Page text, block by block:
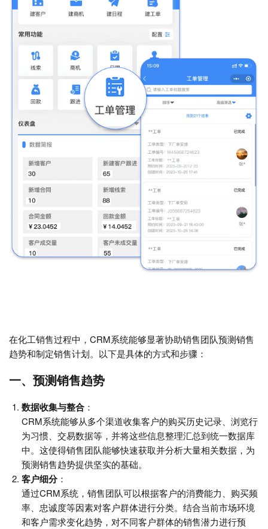
在化工销售过程中，CRM系统能够显著协助销售团队预测销售
趋势和制定销售计划。以下是具体的方式和步骤：
一、预测销售趋势
数据收集与整合 ：
CRM系统能够从多个渠道收集客户的购买历史记录、浏览行
为习惯、交易数据等，并将这些信息整理汇总到统一数据库
中。这使得销售团队能够快速获取并分析大量相关数据，为
预测销售趋势提供坚实的基础。
客户细分：
通过CRM系统，销售团队可以根据客户的消费能力、购买频
率、忠诚度等因素对客户群体进行分类。结合当前市场环境
和客户需求变化趋势，对不同客户群体的销售潜力进行预